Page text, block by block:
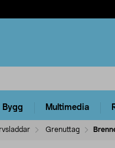
Bygg Multimedia
Grenuttag